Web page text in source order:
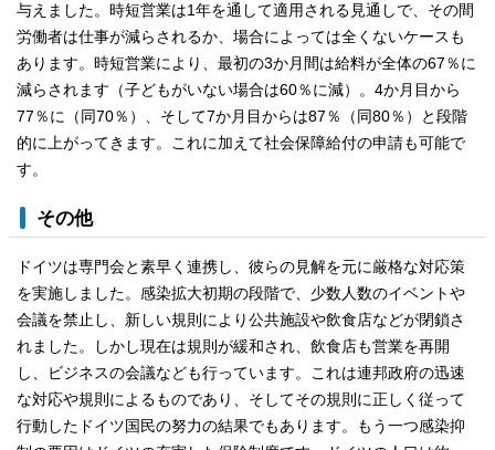
与えました。時短営業は1年を通して適用される見通しで、その間
労働者は仕事が減らされるか、場合によっては全くないケースも
あります。時短営業により、最初の3か月間は給料が全体の67％に
減らされます（子どもがいない場合は60％に減）。4か月目から
77％に（同70％）、そして7か月目からは87％（同80％）と段階
的に上がってきます。これに加えて社会保障給付の申請も可能で
す。
その他
ドイツは専門会と素早く連携し、彼らの見解を元に厳格な対応策
を実施しました。感染拡大初期の段階で、少数人数のイベントや
会議を禁止し、新しい規則により公共施設や飲食店などが閉鎖さ
れました。しかし現在は規則が緩和され、飲食店も営業を再開
し、ビジネスの会議なども行っています。これは連邦政府の迅速
な対応や規則によるものであり、そしてその規則に正しく従って
行動したドイツ国民の努力の結果でもあります。もう一つ感染抑